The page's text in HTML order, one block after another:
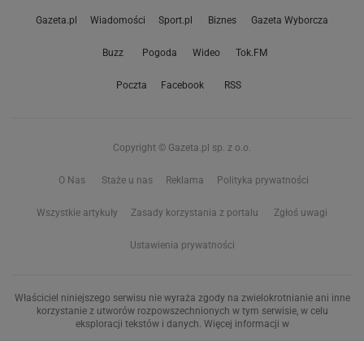
Gazeta.pl Wiadomości Sport.pl Biznes Gazeta Wyborcza
Buzz Pogoda Wideo Tok.FM
Poczta Facebook RSS
Copyright © Gazeta.pl sp. z o.o.
O Nas Staże u nas Reklama Polityka prywatności
Wszystkie artykuły Zasady korzystania z portalu Zgłoś uwagi
Ustawienia prywatności
Właściciel niniejszego serwisu nie wyraża zgody na zwielokrotnianie ani inne
korzystanie z utworów rozpowszechnionych w tym serwisie, w celu
eksploracji tekstów i danych. Więcej informacji w